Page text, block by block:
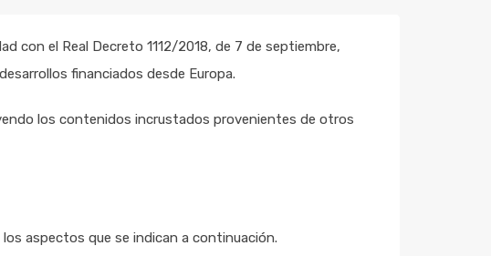
con el Real Decreto 1112/2018, de 7 de septiembre,
financiados desde Europa.
los contenidos incrustados provenientes de otros
aspectos que se indican a continuación.